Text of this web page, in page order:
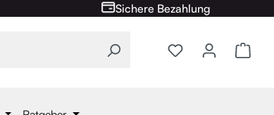
Sichere Bezahlung